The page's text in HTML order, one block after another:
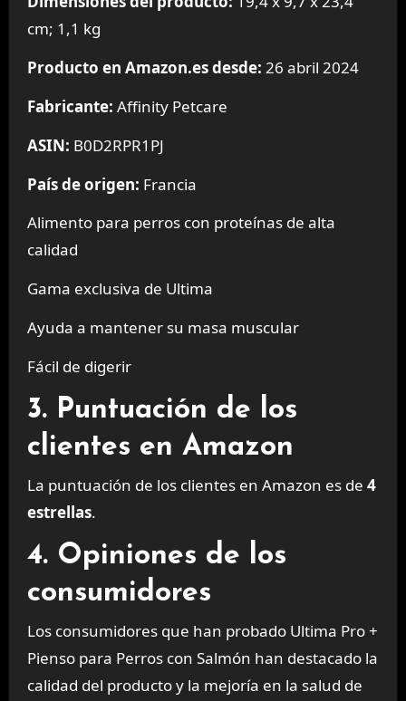
cm; 1,1 kg
Producto en Amazon.es desde: 26 abril 2024
Fabricante: Affinity Petcare
ASIN: B0D2RPR1PJ
País de origen: Francia
Alimento para perros con proteínas de alta
calidad
Gama exclusiva de Ultima
Ayuda a mantener su masa muscular
Fácil de digerir
3. Puntuación de los
clientes en Amazon
La puntuación de los clientes en Amazon es de 4
estrellas.
4. Opiniones de los
consumidores
Los consumidores que han probado Ultima Pro +
Pienso para Perros con Salmón han destacado la
calidad del producto y la mejoría en la salud de